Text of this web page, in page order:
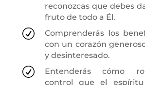
reconozcas que debes
fruto de todo a Él.
R
Comprenderás los
con un corazón
y desinteresado.
R
Entenderás cómo
control que el